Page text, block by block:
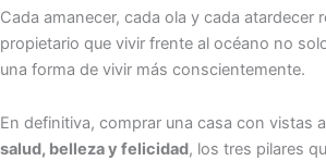
Cada amanecer, cada ola y cada atardecer
propietario que vivir frente al océano no
una forma de vivir más conscientemente.
En definitiva, comprar una casa con vistas
salud, belleza y felicidad, los tres pilares